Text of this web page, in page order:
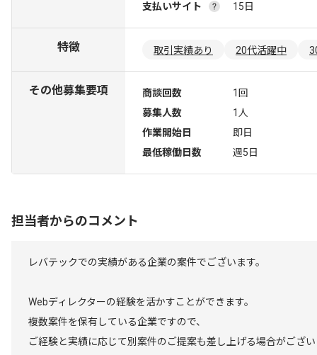
支払いサイト
15日
特徴 取引実績あり 20代活躍中
その他募集要項 商談回数
1回
募集人数
1人
作業開始日
即日
最低稼働日数
週5日
担当者からのコメント
レバテックでの実績がある企業の案件でございます。
Webディレクターの経験を活かすことができます。
複数案件を保有している企業ですので、
ご経験と実績に応じて別案件のご提案も差し上げる場合がござ